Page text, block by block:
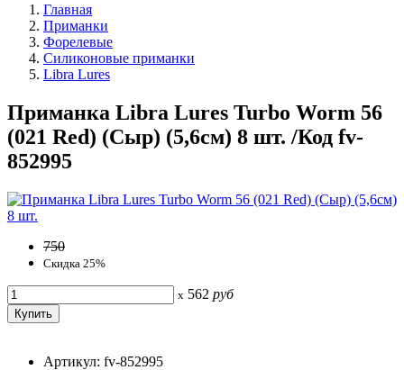
Главная
Приманки
Форелевые
Силиконовые приманки
Libra Lures
Приманка Libra Lures Turbo Worm 56
(021 Red) (Сыр) (5,6см) 8 шт. /Код fv-
852995
750
Скидка 25%
x 562 руб
Артикул: fv-852995